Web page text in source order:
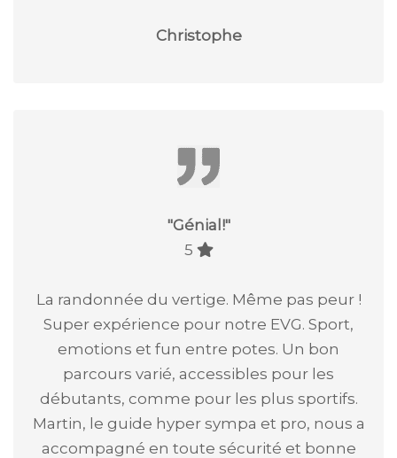
Christophe
"Génial!"
5
La randonnée du vertige. Même pas peur !
Super expérience pour notre EVG. Sport,
emotions et fun entre potes. Un bon
parcours varié, accessibles pour les
débutants, comme pour les plus sportifs.
Martin, le guide hyper sympa et pro, nous a
accompagné en toute sécurité et bonne